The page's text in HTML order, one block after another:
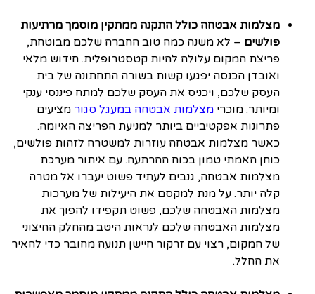
מצלמות אבטחה כולל התקנה ממתקין מוסמך מרתיעות
פולשים – לא משנה כמה טוב החברה שלכם מבוטחת,
פריצת המקום עלולה להיות קטסטרופלית. חידוש מלאי
ואובדן הכנסה יפגעו קשות בשורה התחתונה של בית
העסק שלכם, ויכניס את העסק שלכם למתח פיננסי ענקי
ומיותר. מוכרי מצלמות אבטחה במעגל סגור מציעים
פתרונות אפקטיביים ביותר למניעת הפריצה האיומה.
כאשר מצלמות אבטחה עוזרות למשטרה לזהות פולשים,
כוחן האמתי טמון בכוח ההרתעה. עם איתור מערכת
מצלמות אבטחה, גנבים לעתיד פשוט יעברו אל מטרה
קלה יותר. על מנת למקסם את היעילות של מערכות
מצלמות האבטחה שלכם, פשוט תקפידו להפוך את
מצלמות האבטחה שלכם לנראות היטב מהחלק החיצוני
של המקום, רצוי עם זרקור חיישן תנועה מחובר כדי להאיר
את החלל.